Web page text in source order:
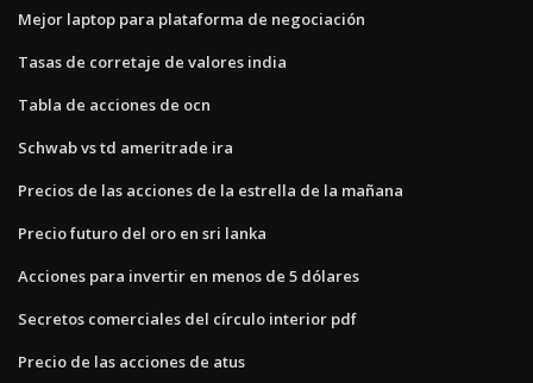
Mejor laptop para plataforma de negociación
Tasas de corretaje de valores india
Tabla de acciones de ocn
Schwab vs td ameritrade ira
Precios de las acciones de la estrella de la mañana
Precio futuro del oro en sri lanka
Acciones para invertir en menos de 5 dólares
Secretos comerciales del círculo interior pdf
Precio de las acciones de atus